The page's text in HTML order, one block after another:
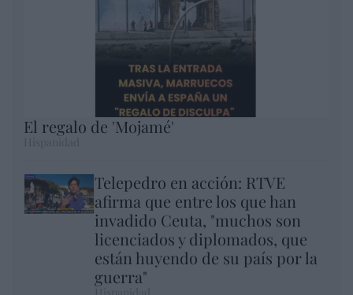
El regalo de 'Mojamé'
Telepedro en acción: RTVE
afirma que entre los que han
invadido Ceuta, "muchos son
licenciados y diplomados, que
están huyendo de su país por la
guerra"